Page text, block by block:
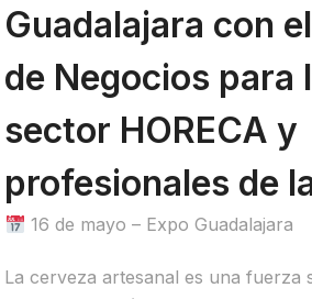
Guadalajara con
de Negocios para
sector HORECA y
profesionales de
16 de mayo – Expo Guadalajara
La cerveza artesanal es una fuerza